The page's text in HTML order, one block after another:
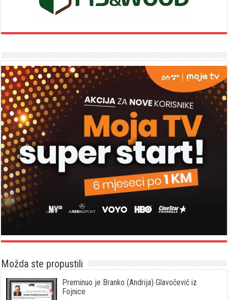
Možda ste propustili
Preminuo je Branko (Andrija) Glavočević iz
Fojnice